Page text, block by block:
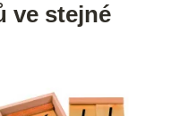
ve stejné